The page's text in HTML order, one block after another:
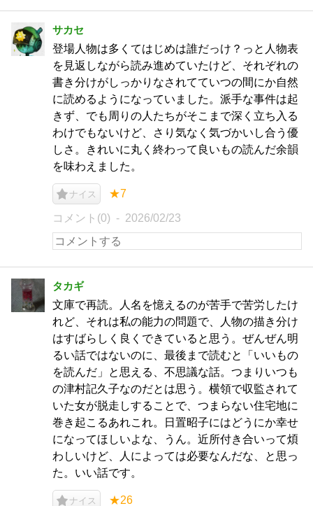
サカセ
登場人物は多くてはじめは誰だっけ？っと人物表
を見返しながら読み進めていたけど、それぞれの
書き分けがしっかりなされてていつの間にか自然
に読めるようになっていました。派手な事件は起
きず、でも周りの人たちがそこまで深く立ち入る
わけでもないけど、さり気なく気づかいし合う優
しさ。きれいに丸く終わって良いもの読んだ余韻
を味わえました。
ナイス ★7
コメント(0) 2026/02/23
タカギ
文庫で再読。人名を憶えるのが苦手で苦労したけ
れど、それは私の能力の問題で、人物の描き分け
はすばらしく良くできていると思う。ぜんぜん明
るい話ではないのに、最後まで読むと「いいもの
を読んだ」と思える、不思議な話。つまりいつも
の津村記久子なのだとは思う。横領で収監されて
いた女が脱走しすることで、つまらない住宅地に
巻き起こるあれこれ。日置昭子にはどうにか幸せ
になってほしいよな、うん。近所付き合いって煩
わしいけど、人によっては必要なんだな、と思っ
た。いい話です。
ナイス ★26